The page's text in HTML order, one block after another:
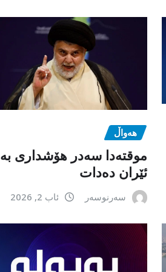
هەواڵ
موقتەدا سەدر هۆشداری بە
ئێران دەدات
سەرنوسەر ئاب 2, 2026